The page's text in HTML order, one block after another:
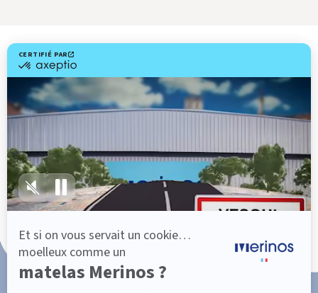
Livraison gratuite
Marque Française
Service client à votre écoute
Paiement en 3x ou 4x sans frais